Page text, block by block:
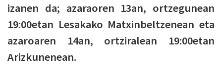
izanen da; azaraoren 13an, ortzegunean
19:00etan Lesakako Matxinbeltzenean eta
azaroaren 14an, ortziralean 19:00etan
Arizkunenean.